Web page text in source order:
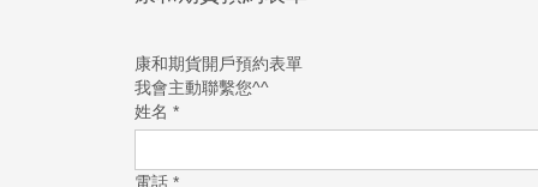
康和期貨開戶預約表單
我會主動聯繫您^^
姓名 *
電話 *